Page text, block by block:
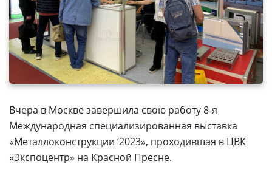
Вчера в Москве завершила свою работу 8-я
Международная специализированная выставка
«Металлоконструкции ‘2023», проходившая в ЦВК
«Экспоцентр» на Красной Пресне.